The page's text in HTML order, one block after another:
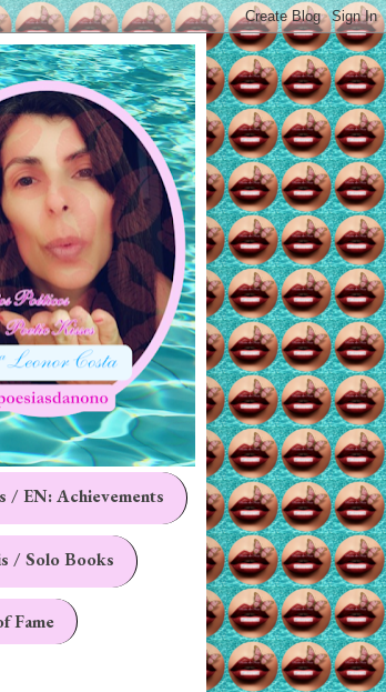
/ EN: Achievements
/ Solo Books
Fame